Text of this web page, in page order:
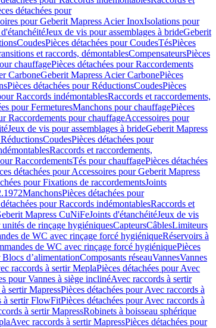
détachées pour
pour Geberit Mapress Acier InoxIsolations pour
Jeux de vis pour assemblages à brideGeberit
CoudesPièces détachées pour CoudesTésPièces
et raccords, démontablesCompensateursPièces
chauffagePièces détachées pour Raccordements
CarboneGeberit Mapress Acier CarbonePièces
Pièces détachées pour RéductionsCoudesPièces
Raccords indémontablesRaccords et raccordements,
pour FermeturesManchons pour chauffagePièces
Raccordements pour chauffageAccessoires pour
Jeux de vis pour assemblages à brideGeberit Mapress
CoudesPièces détachées pour
Raccords et raccordements,
RaccordementsTés pour chauffagePièces détachées
détachées pour Accessoires pour Geberit Mapress
pour Fixations de raccordementsJoints
ManchonsPièces détachées pour
pour Raccords indémontablesRaccords et
Mapress CuNiFeJoints d'étanchéitéJeux de vis
de rinçage hygiéniquesCapteursCâblesLimiteurs
de WC avec rinçage forcé hygiéniqueRéservoirs à
de WC avec rinçage forcé hygiéniquePièces
Blocs d’alimentationComposants réseauVannesVannes
raccords à sertir MeplaPièces détachées pour Avec
pour Vannes à siège inclinéAvec raccords à sertir
sertir MapressPièces détachées pour Avec raccords à
à sertir FlowFitPièces détachées pour Avec raccords à
à sertir MapressRobinets à boisseau sphérique
Avec raccords à sertir MapressPièces détachées pour